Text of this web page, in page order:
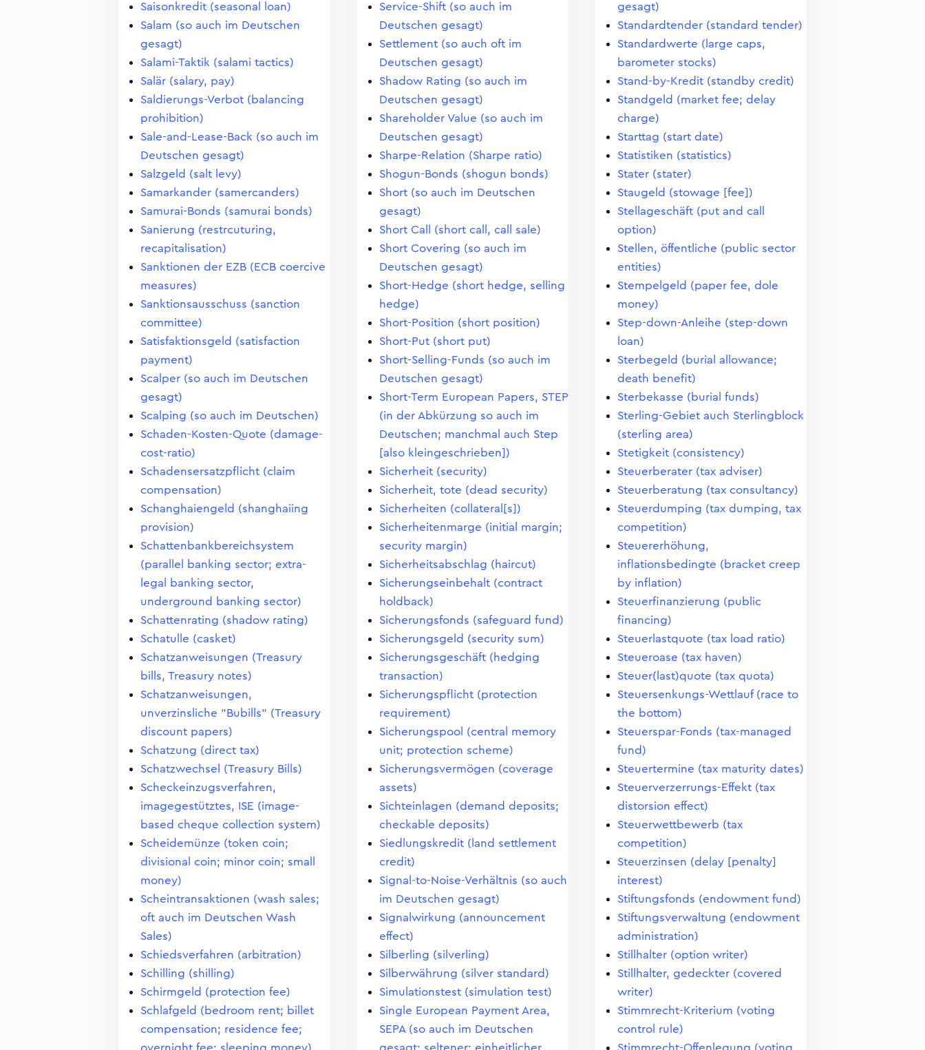
Saisonkredit (seasonal loan)
Salam (so auch im Deutschen
gesagt)
Salami-Taktik (salami tactics)
Salär (salary, pay)
Saldierungs-Verbot (balancing
prohibition)
Sale-and-Lease-Back (so auch im
Deutschen gesagt)
Salzgeld (salt levy)
Samarkander (samercanders)
Samurai-Bonds (samurai bonds)
Sanierung (restrcuturing,
recapitalisation)
Sanktionen der EZB (ECB coercive
measures)
Sanktionsausschuss (sanction
committee)
Satisfaktionsgeld (satisfaction
payment)
Scalper (so auch im Deutschen
gesagt)
Scalping (so auch im Deutschen)
Schaden-Kosten-Quote (damage-
cost-ratio)
Schadensersatzpflicht (claim
compensation)
Schanghaiengeld (shanghaiing
provision)
Schattenbankbereichsystem
(parallel banking sector; extra-
legal banking sector,
underground banking sector)
Schattenrating (shadow rating)
Schatulle (casket)
Schatzanweisungen (Treasury
bills, Treasury notes)
Schatzanweisungen,
unverzinsliche "Bubills" (Treasury
discount papers)
Schatzung (direct tax)
Schatzwechsel (Treasury Bills)
Scheckeinzugsverfahren,
imagegestütztes, ISE (image-
based cheque collection system)
Scheidemünze (token coin;
divisional coin; minor coin; small
money)
Scheintransaktionen (wash sales;
oft auch im Deutschen Wash
Sales)
Schiedsverfahren (arbitration)
Schilling (shilling)
Schirmgeld (protection fee)
Schlafgeld (bedroom rent; billet
compensation; residence fee;
overnight fee; sleeping money)
Service-Shift (so auch im
Deutschen gesagt)
Settlement (so auch oft im
Deutschen gesagt)
Shadow Rating (so auch im
Deutschen gesagt)
Shareholder Value (so auch im
Deutschen gesagt)
Sharpe-Relation (Sharpe ratio)
Shogun-Bonds (shogun bonds)
Short (so auch im Deutschen
gesagt)
Short Call (short call, call sale)
Short Covering (so auch im
Deutschen gesagt)
Short-Hedge (short hedge, selling
hedge)
Short-Position (short position)
Short-Put (short put)
Short-Selling-Funds (so auch im
Deutschen gesagt)
Short-Term European Papers, STEP
(in der Abkürzung so auch im
Deutschen; manchmal auch Step
[also kleingeschrieben])
Sicherheit (security)
Sicherheit, tote (dead security)
Sicherheiten (collateral[s])
Sicherheitenmarge (initial margin;
security margin)
Sicherheitsabschlag (haircut)
Sicherungseinbehalt (contract
holdback)
Sicherungsfonds (safeguard fund)
Sicherungsgeld (security sum)
Sicherungsgeschäft (hedging
transaction)
Sicherungspflicht (protection
requirement)
Sicherungspool (central memory
unit; protection scheme)
Sicherungsvermögen (coverage
assets)
Sichteinlagen (demand deposits;
checkable deposits)
Siedlungskredit (land settlement
credit)
Signal-to-Noise-Verhältnis (so auch
im Deutschen gesagt)
Signalwirkung (announcement
effect)
Silberling (silverling)
Silberwährung (silver standard)
Simulationstest (simulation test)
Single European Payment Area,
SEPA (so auch im Deutschen
gesagt; seltener: einheitlicher
gesagt)
Standardtender (standard tender)
Standardwerte (large caps,
barometer stocks)
Stand-by-Kredit (standby credit)
Standgeld (market fee; delay
charge)
Starttag (start date)
Statistiken (statistics)
Stater (stater)
Staugeld (stowage [fee])
Stellageschäft (put and call
option)
Stellen, öffentliche (public sector
entities)
Stempelgeld (paper fee, dole
money)
Step-down-Anleihe (step-down
loan)
Sterbegeld (burial allowance;
death benefit)
Sterbekasse (burial funds)
Sterling-Gebiet auch Sterlingblock
(sterling area)
Stetigkeit (consistency)
Steuerberater (tax adviser)
Steuerberatung (tax consultancy)
Steuerdumping (tax dumping, tax
competition)
Steuererhöhung,
inflationsbedingte (bracket creep
by inflation)
Steuerfinanzierung (public
financing)
Steuerlastquote (tax load ratio)
Steueroase (tax haven)
Steuer(last)quote (tax quota)
Steuersenkungs-Wettlauf (race to
the bottom)
Steuerspar-Fonds (tax-managed
fund)
Steuertermine (tax maturity dates)
Steuerverzerrungs-Effekt (tax
distorsion effect)
Steuerwettbewerb (tax
competition)
Steuerzinsen (delay [penalty]
interest)
Stiftungsfonds (endowment fund)
Stiftungsverwaltung (endowment
administration)
Stillhalter (option writer)
Stillhalter, gedeckter (covered
writer)
Stimmrecht-Kriterium (voting
control rule)
Stimmrecht-Offenlegung (voting